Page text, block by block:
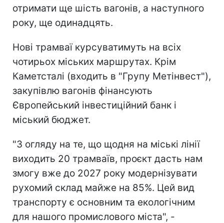
отримати ще шість вагонів, а наступного
року, ще одинадцять.
Нові трамваї курсуватимуть на всіх
чотирьох міських маршрутах. Крім
Каметсталі (входить в "Групу Метінвест"),
закупівлю вагонів фінансують
Європейський інвестиційний банк і
міський бюджет.
"З огляду на те, що щодня на міські лінії
виходить 20 трамваїв, проєкт дасть нам
змогу вже до 2027 року модернізувати
рухомий склад майже на 85%. Цей вид
транспорту є основним та екологічним
для нашого промислового міста", -